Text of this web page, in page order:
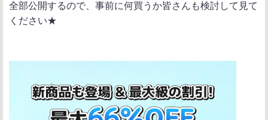
全部公開するので、事前に何買うか皆さんも検討して見て
ください★